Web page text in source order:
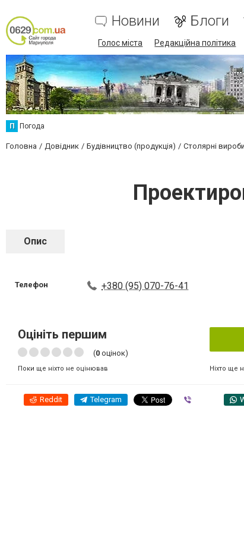
Новини Блоги
Голос міста Редакційна політика
П Погода
Головна Довідник Будівництво (продукція) Столярні вироби
Опис
Телефон +380 (95) 070-76-41
Оцініть першим
(0 оцінок)
Поки ще ніхто не оцінював Ніхто ще
Reddit Telegram